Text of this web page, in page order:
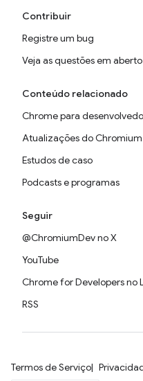
Contribuir
Registre um bug
Veja as questões em aberto
Conteúdo relacionado
Chrome para
Atualizações do Chromium
Estudos de caso
Podcasts e programas
Seguir
@ChromiumDev no X
YouTube
Chrome for Developers no
RSS
Termos de Serviço